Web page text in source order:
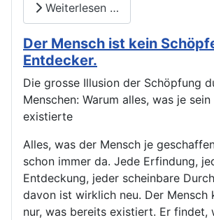
Weiterlesen …
Der Mensch ist kein
Entdecker.
Die grosse Illusion der Schöpfung
Menschen: Warum alles, was je
existierte
Alles, was der Mensch je
schon immer da. Jede Erfindung,
Entdeckung, jeder scheinbare
davon ist wirklich neu. Der Mensch
nur, was bereits existiert. Er findet,